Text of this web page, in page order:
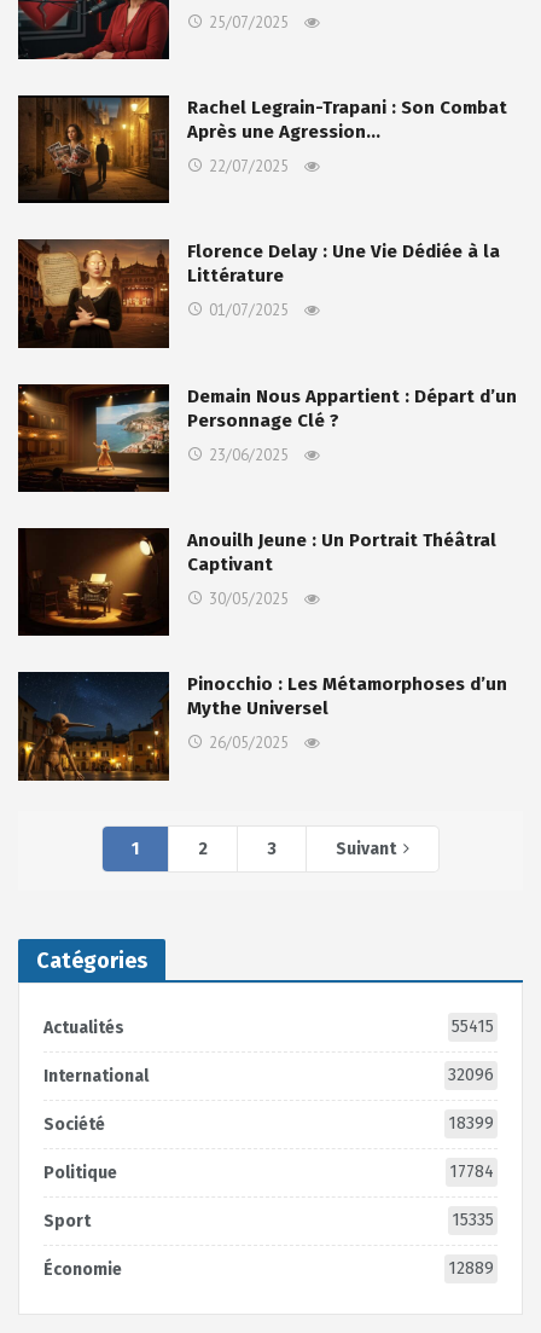
25/07/2025
Rachel Legrain-Trapani : Son Combat
Après une Agression…
22/07/2025
Florence Delay : Une Vie Dédiée à la
Littérature
01/07/2025
Demain Nous Appartient : Départ d’un
Personnage Clé ?
23/06/2025
Anouilh Jeune : Un Portrait Théâtral
Captivant
30/05/2025
Pinocchio : Les Métamorphoses d’un
Mythe Universel
26/05/2025
1 2 3 Suivant
Catégories
Actualités 55415
International 32096
Société 18399
Politique 17784
Sport 15335
Économie 12889